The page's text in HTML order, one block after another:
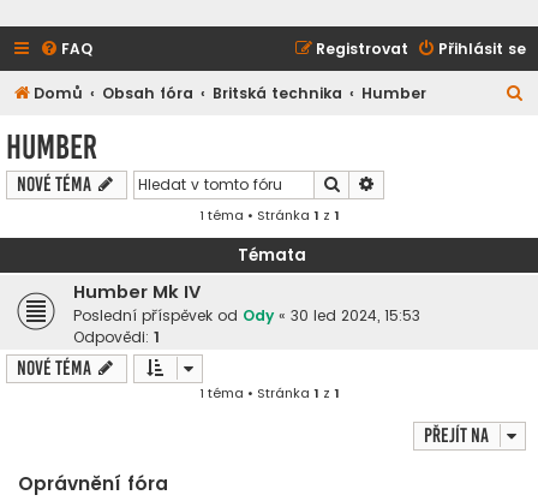
FAQ Přihlásit se
Registrovat
Domů Obsah fóra Britská technika Humber
Humber
Nové téma Hledat
1 téma • Stránka 1 z 1
Témata
Humber Mk IV
Poslední příspěvek od Ody « 30 led 2024, 15:53
Odpovědi: 1
Nové téma
1 téma • Stránka 1 z 1
Přejít na
Oprávnění fóra